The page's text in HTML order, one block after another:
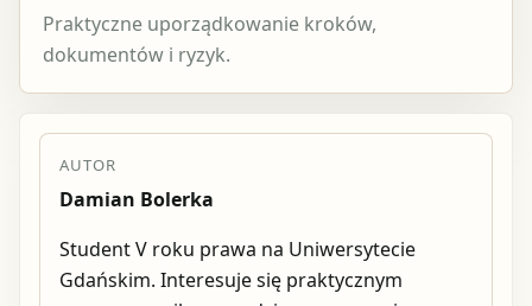
Praktyczne uporządkowanie kroków,
dokumentów i ryzyk.
AUTOR
Damian Bolerka
Student V roku prawa na Uniwersytecie
Gdańskim. Interesuje się praktycznym